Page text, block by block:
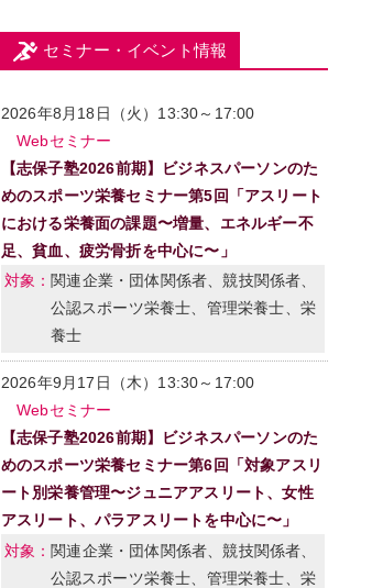
セミナー・イベント情報
2026年8月18日（火）13:30～17:00
Webセミナー
【志保子塾2026前期】ビジネスパーソンのた
めのスポーツ栄養セミナー第5回「アスリート
における栄養面の課題〜増量、エネルギー不
足、貧血、疲労骨折を中心に〜」
関連企業・団体関係者、競技関係者、
公認スポーツ栄養士、管理栄養士、栄
養士
2026年9月17日（木）13:30～17:00
Webセミナー
【志保子塾2026前期】ビジネスパーソンのた
めのスポーツ栄養セミナー第6回「対象アスリ
ート別栄養管理〜ジュニアアスリート、女性
アスリート、パラアスリートを中心に〜」
関連企業・団体関係者、競技関係者、
公認スポーツ栄養士、管理栄養士、栄